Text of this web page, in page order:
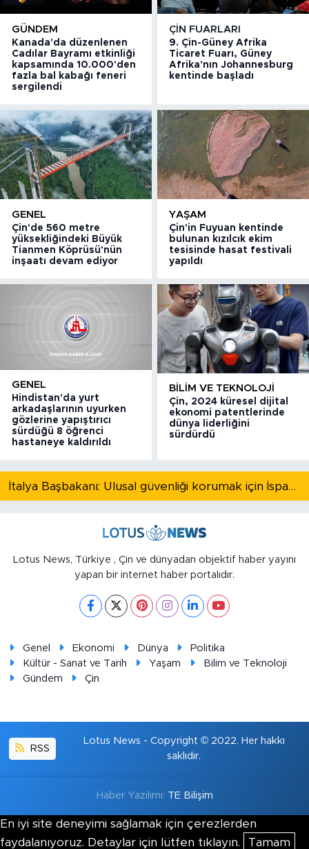
GÜNDEM
Kanada'da düzenlenen
Cadılar Bayramı etkinliği
kapsamında 10.000'den
fazla bal kabağı feneri
sergilendi
ÇIN FUARLARI
9. Çin-Güney Afrika
Ticaret Fuarı, Güney
Afrika'nın Johannesburg
kentinde başladı
GENEL
Çin'de 560 metre
yüksekliğindeki Büyük
Tianmen Köprüsü'nün
inşaatı devam ediyor
YAŞAM
Çin'in Fuyuan kentinde
bulunan kızılcık ekim
tesisinde hasat festivali
yapıldı
GENEL
Hindistan'da yurt
arkadaşlarının uyurken
gözlerine yapıştırıcı
sürdüğü 8 öğrenci
hastaneye kaldırıldı
BILIM VE TEKNOLOJI
Çin, 2024 küresel dijital
ekonomi patentlerinde
dünya liderliğini
sürdürdü
İtalya Başbakanı: Ulusal güvenliği korumak için İspanya ile Schengen kapsamındaki serbest dolaşımı askıya alıyoruz
Lotus News, Türkiye , Çin ve dünyadan objektif haber yayını
yapan bir internet haber portalıdır.
Genel Ekonomi Dünya
Politika
Kültür - Sanat ve Tarih
Yaşam
Bilim ve Teknoloji
Gündem
Çin
RSS
Lotus News - Copyright © 2022. Her hakkı
saklıdır.
Haber Yazılımı: TE Bilişim
En iyi site deneyimi sağlamak için çerezlerden
faydalanıyoruz. Detaylar için lütfen tıklayın.
Tamam